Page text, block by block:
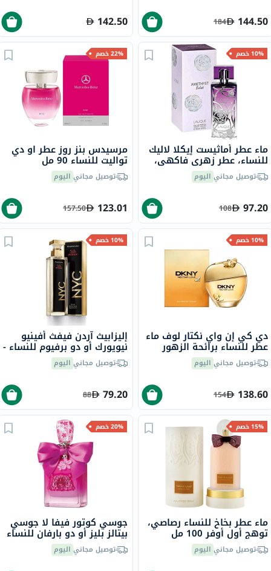
144.50
184
142.50
10% خصم
ماء عطر أماثيست إيكلا لاليك
للنساء، عطر زهري فاكهي،
100 ملتوصيل مجاني اليوم
97.20
108
22% خصم
مرسيدس بنز روز عطر او دي
تواليت للنساء 90 مل
توصيل مجاني اليوم
123.01
157.50
10% خصم
دي كي إن واي نكتار لوف ماء
عطر للنساء برائحة الزهور
100 ملتوصيل مجاني اليوم
138.60
154
10% خصم
إليزابيث آردن فيفث أفينيو
نيويورك أو دو برفيوم للنساء -
عطر زهري فاخر 125 مل
توصيل مجاني اليوم
79.20
88
15% خصم
ماء عطر بخاخ للنساء رصاصي،
توهج أول أوفر 100 مل
توصيل مجاني اليوم
20% خصم
جوسي كوتور فيفا لا جوسي
بيتالز بليز أو دو بارفان للنساء
100 ملتوصيل مجاني اليوم